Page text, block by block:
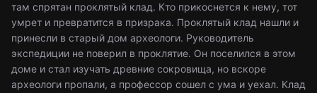
там спрятан проклятый клад. Кто прикоснется к нему, тот
умрет и превратится в призрака. Проклятый клад нашли и
принесли в старый дом археологи. Руководитель
экспедиции не поверил в проклятие. Он поселился в этом
доме и стал изучать древние сокровища, но вскоре
археологи пропали, а профессор сошел с ума и уехал. Клад